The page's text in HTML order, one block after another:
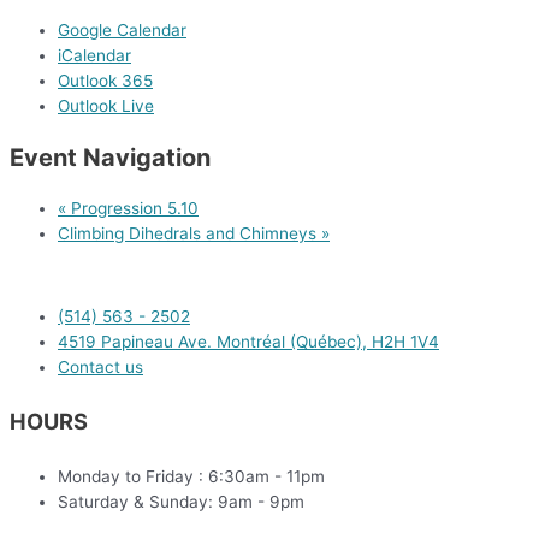
Google Calendar
iCalendar
Outlook 365
Outlook Live
Event Navigation
« Progression 5.10
Climbing Dihedrals and Chimneys »
(514) 563 - 2502
4519 Papineau Ave. Montréal (Québec), H2H 1V4
Contact us
HOURS
Monday to Friday : 6:30am - 11pm
Saturday & Sunday: 9am - 9pm